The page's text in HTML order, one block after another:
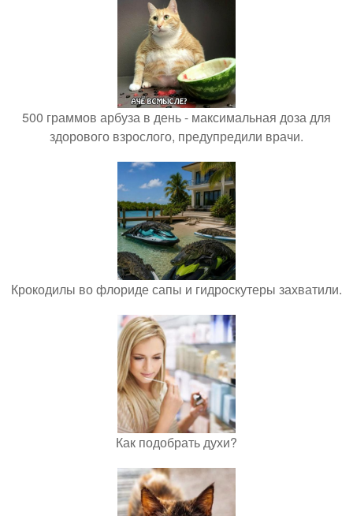
500 граммов арбуза в день - максимальная доза для
здорового взрослого, предупредили врачи.
Крокодилы во флориде сапы и гидроскутеры захватили.
Как подобрать духи?